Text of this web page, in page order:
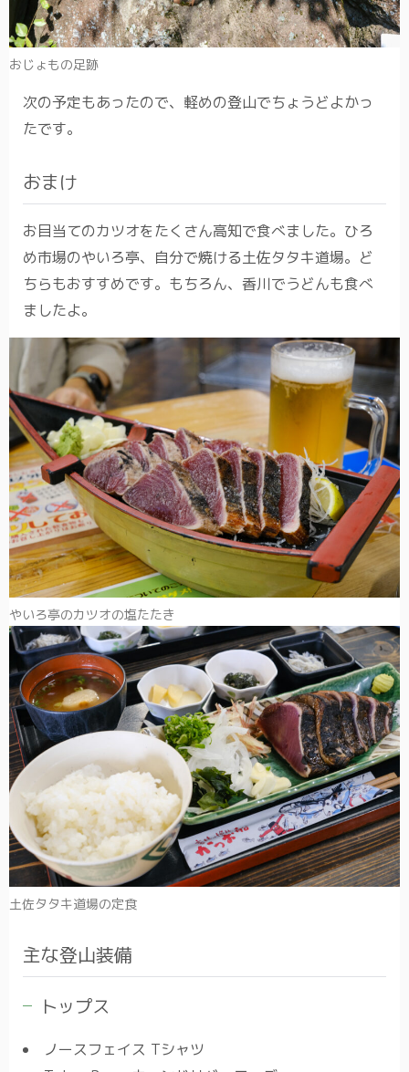
おじょもの足跡
次の予定もあったので、軽めの登山でちょうどよかっ
たです。
おまけ
お目当てのカツオをたくさん高知で食べました。ひろ
め市場のやいろ亭、自分で焼ける土佐タタキ道場。ど
ちらもおすすめです。もちろん、香川でうどんも食べ
ましたよ。
やいろ亭のカツオの塩たたき
土佐タタキ道場の定食
主な登山装備
トップス
ノースフェイス Tシャツ